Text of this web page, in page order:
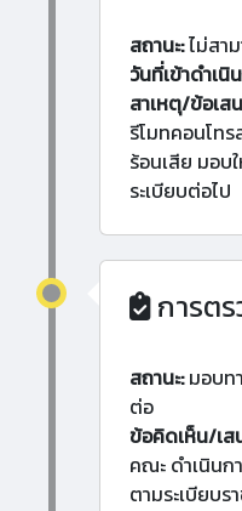
สถานะ:ไม่สา
วันที่เข้าดำเนิ
สาเหตุ/ข้อเส
รีโมทคอนโท
ร้อนเสีย มอบ
ระเบียบต่อไป
การต
สถานะ:มอบท
ต่อ
ข้อคิดเห็น/เส
คณะ ดำเนินก
ตามระเบียบร